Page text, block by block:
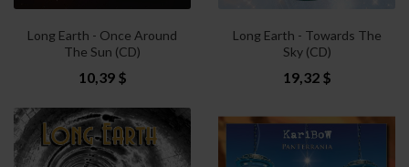
Long Earth - Once Around
The Sun (CD)
10,39 $
Long Earth - Towards The
Sky (CD)
19,32 $